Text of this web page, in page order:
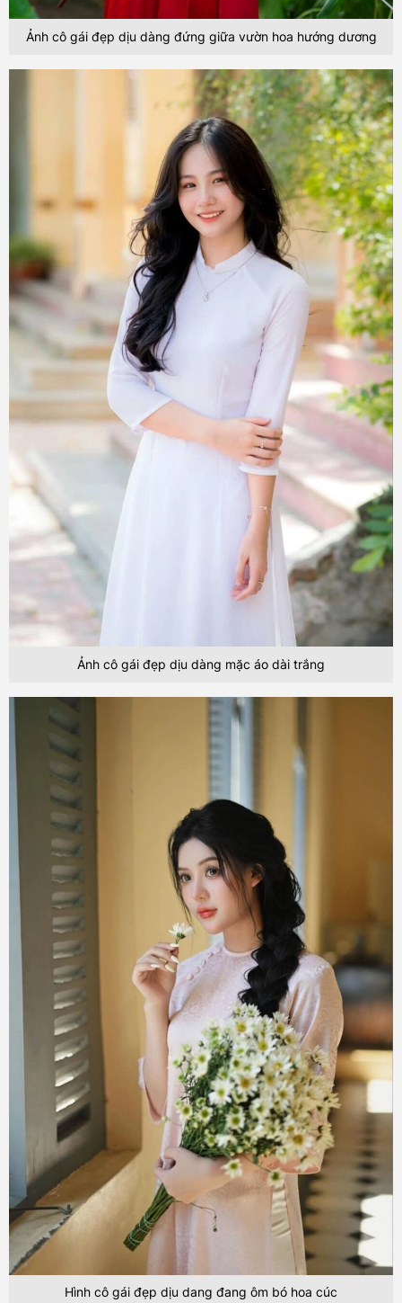
Ảnh cô gái đẹp dịu dàng đứng giữa vườn hoa hướng dương
Ảnh cô gái đẹp dịu dàng mặc áo dài trắng
Hình cô gái đẹp dịu dang đang ôm bó hoa cúc